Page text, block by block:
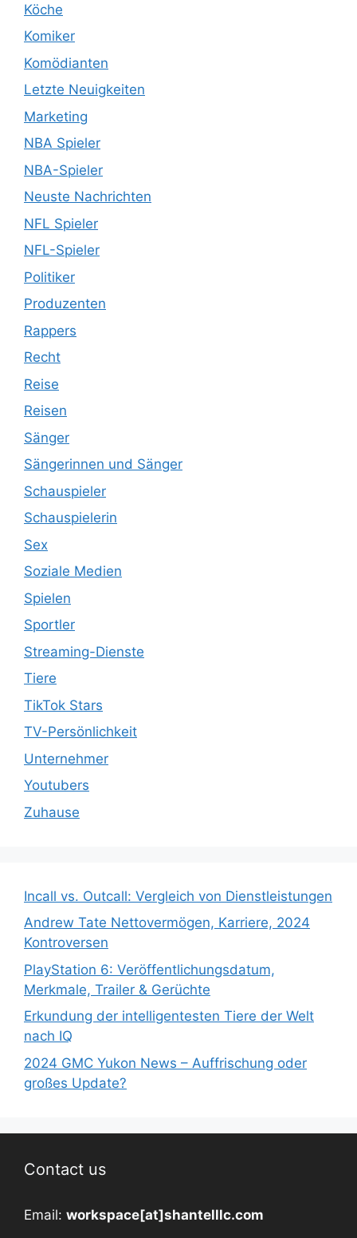
Köche
Komiker
Komödianten
Letzte Neuigkeiten
Marketing
NBA Spieler
NBA-Spieler
Neuste Nachrichten
NFL Spieler
NFL-Spieler
Politiker
Produzenten
Rappers
Recht
Reise
Reisen
Sänger
Sängerinnen und Sänger
Schauspieler
Schauspielerin
Sex
Soziale Medien
Spielen
Sportler
Streaming-Dienste
Tiere
TikTok Stars
TV-Persönlichkeit
Unternehmer
Youtubers
Zuhause
Incall vs. Outcall: Vergleich von Dienstleistungen
Andrew Tate Nettovermögen, Karriere, 2024
Kontroversen
PlayStation 6: Veröffentlichungsdatum,
Merkmale, Trailer & Gerüchte
Erkundung der intelligentesten Tiere der Welt
nach IQ
2024 GMC Yukon News – Auffrischung oder
großes Update?
Contact us
Email: workspace[at]shantelllc.com